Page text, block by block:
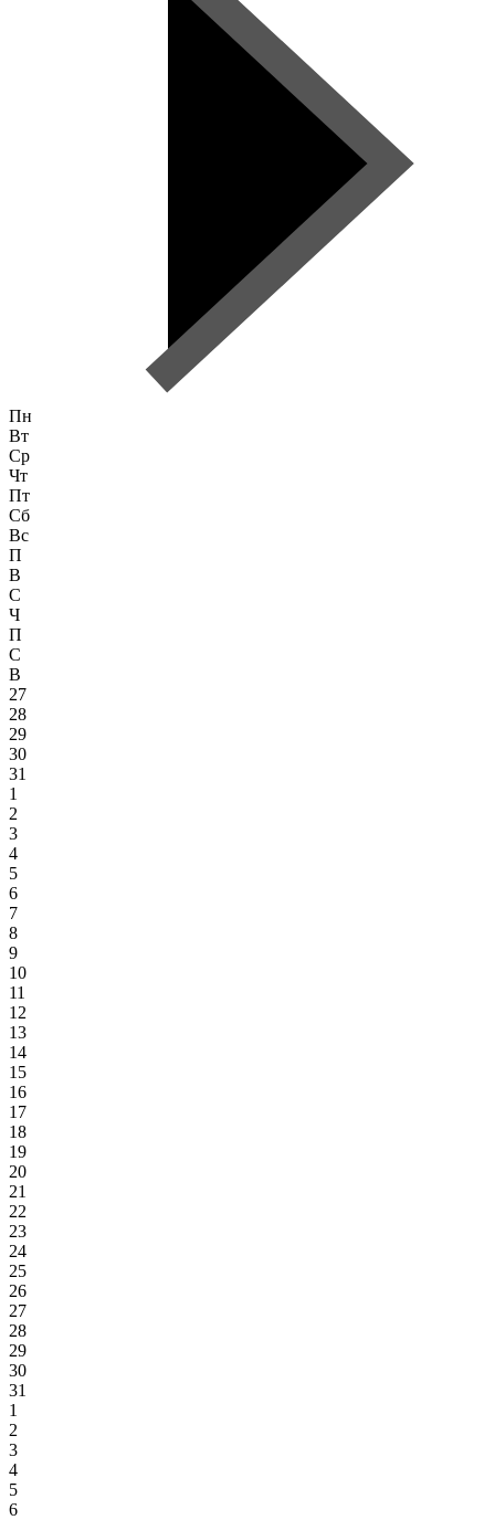
Пн
Вт
Ср
Чт
Пт
Сб
Вс
П
В
С
Ч
П
С
В
27
28
29
30
31
1
2
3
4
5
6
7
8
9
10
11
12
13
14
15
16
17
18
19
20
21
22
23
24
25
26
27
28
29
30
31
1
2
3
4
5
6